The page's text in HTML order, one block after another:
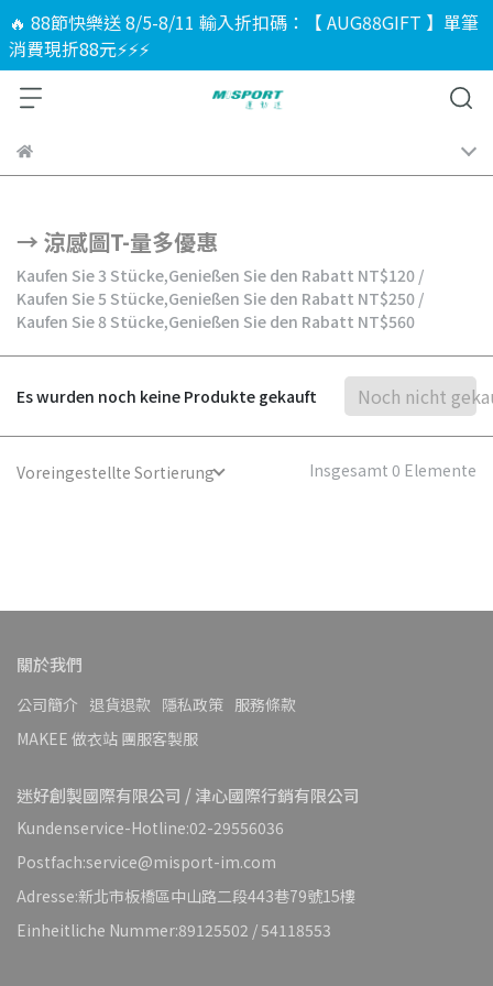
🔥 88節快樂送 8/5-8/11 輸入折扣碼：【 AUG88GIFT 】單筆
消費現折88元⚡⚡⚡
→ 涼感圖T-量多優惠
Kaufen Sie 3 Stücke,Genießen Sie den Rabatt NT$120 /
Kaufen Sie 5 Stücke,Genießen Sie den Rabatt NT$250 /
Kaufen Sie 8 Stücke,Genießen Sie den Rabatt NT$560
Es wurden noch keine Produkte gekauft Noch nicht
Voreingestellte Sortierung Insgesamt 0 Elemente
關於我們
公司簡介 退貨退款 隱私政策 服務條款
MAKEE 做衣站 團服客製服
迷好創製國際有限公司 / 津心國際行銷有限公司
Kundenservice-Hotline:02-29556036
Postfach:service@misport-im.com
Adresse:新北市板橋區中山路二段443巷79號15樓
Einheitliche Nummer:89125502 / 54118553